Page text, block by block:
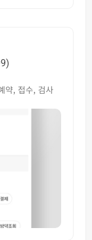
약, 접수, 검사